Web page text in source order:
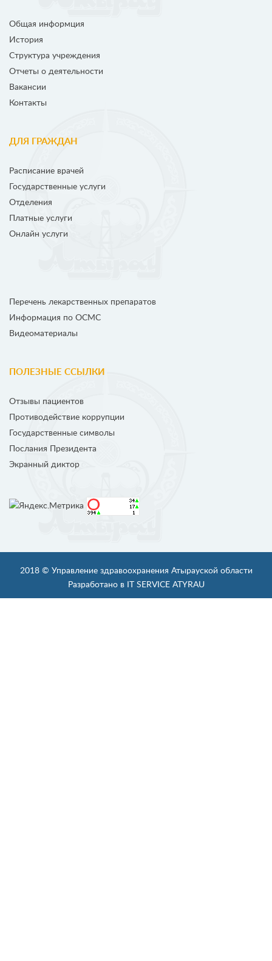
Общая информция
История
Структура учреждения
Отчеты о деятельности
Вакансии
Контакты
ДЛЯ ГРАЖДАН
Расписание врачей
Государственные услуги
Отделения
Платные услуги
Онлайн услуги
Перечень лекарственных препаратов
Информация по ОСМС
Видеоматериалы
ПОЛЕЗНЫЕ ССЫЛКИ
Отзывы пациентов
Противодействие коррупции
Государственные символы
Послания Президента
Экранный диктор
2018 © Управление здравоохранения Атырауской области
Разработано в IT SERVICE ATYRAU